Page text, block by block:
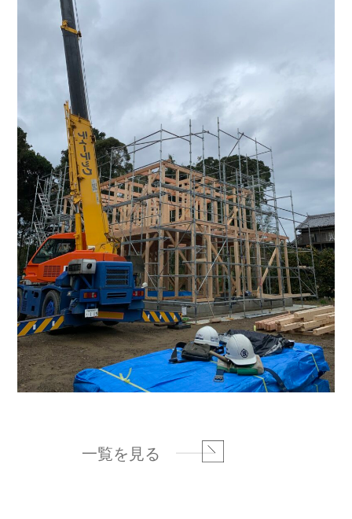
一覧を見る
トップページ
ブログ
イベント
大工紹介
会社案内
採用情報
お問い合わせ
・資料請求
商品紹介
・MUKU
・DENTOU
・MARUTA
・CUSTOM
ORDER
・REFORM
家（施工事例一覧）
・MUKUの家一覧
・DENTOUの家一覧
・MARUTAの家一覧
・CUSTOM
ORDERの家一覧
・REFORMの家一覧
建物いろいろ
お家見守り隊
土地について